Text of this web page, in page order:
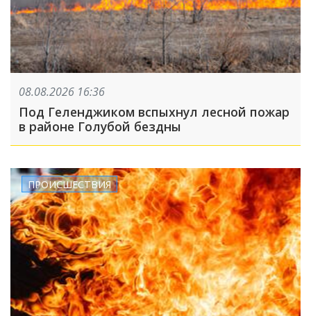
08.08.2026 16:36
Под Геленджиком вспыхнул лесной пожар
в районе Голубой бездны
ПРОИСШЕСТВИЯ